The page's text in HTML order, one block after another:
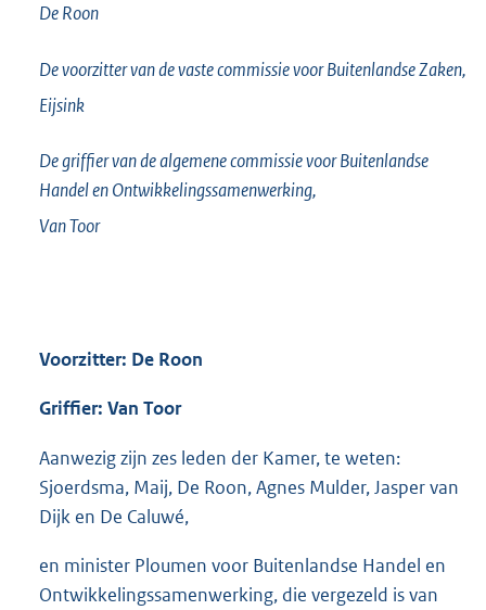
De Roon
De voorzitter van de vaste commissie voor Buitenlandse Zaken,
Eijsink
De griffier van de algemene commissie voor Buitenlandse
Handel en Ontwikkelingssamenwerking,
Van Toor
Voorzitter: De Roon
Griffier: Van Toor
Aanwezig zijn zes leden der Kamer, te weten:
Sjoerdsma, Maij, De Roon, Agnes Mulder, Jasper van
Dijk en De Caluwé,
en minister Ploumen voor Buitenlandse Handel en
Ontwikkelingssamenwerking, die vergezeld is van